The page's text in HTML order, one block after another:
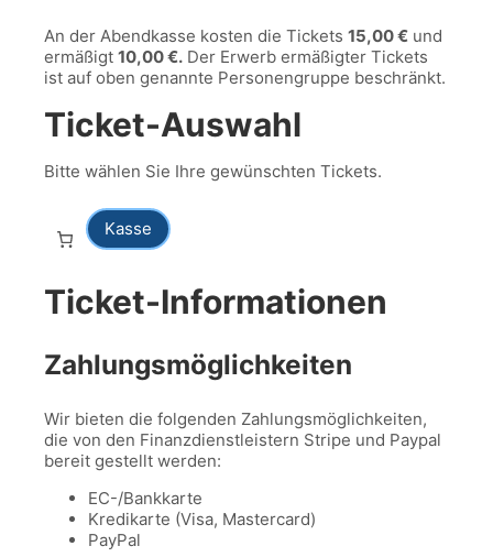
An der Abendkasse kosten die Tickets 15,00 € und
ermäßigt 10,00 €. Der Erwerb ermäßigter Tickets
ist auf oben genannte Personengruppe beschränkt.
Ticket-Auswahl
Bitte wählen Sie Ihre gewünschten Tickets.
Kasse
Ticket-Informationen
Zahlungsmöglichkeiten
Wir bieten die folgenden Zahlungsmöglichkeiten,
die von den Finanzdienstleistern Stripe und Paypal
bereit gestellt werden:
EC-/Bankkarte
Kredikarte (Visa, Mastercard)
PayPal